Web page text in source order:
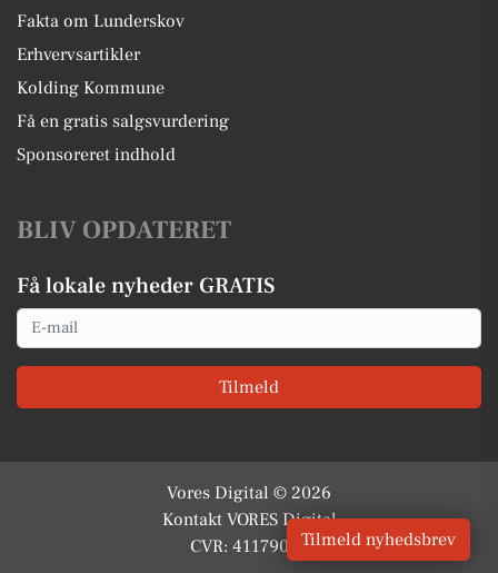
Fakta om Lunderskov
Erhvervsartikler
Kolding Kommune
Få en gratis salgsvurdering
Sponsoreret indhold
BLIV OPDATERET
Få lokale nyheder GRATIS
Email
Tilmeld
Vores Digital © 2026
Kontakt VORES Digital
CVR: 41179082Tilmeld nyhedsbrev